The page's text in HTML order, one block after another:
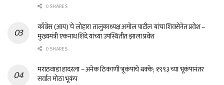
0 SHARES
काँग्रेस (आय) चे लोहारा तालुकाध्यक्ष अमोल पाटील यांचा शिवसेनेत प्रवेश –
मुख्यमंत्री एकनाथ शिंदे यांच्या उपस्थितीत झाला प्रवेश
0 SHARES
मराठवाडा हादरला – अनेक ठिकाणी भूकंपाचे धक्के; १९९३ च्या भूकंपानंतर
सर्वात मोठा भूकंप